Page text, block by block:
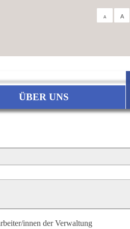
A A
ÜBER UNS
innen der Verwaltung